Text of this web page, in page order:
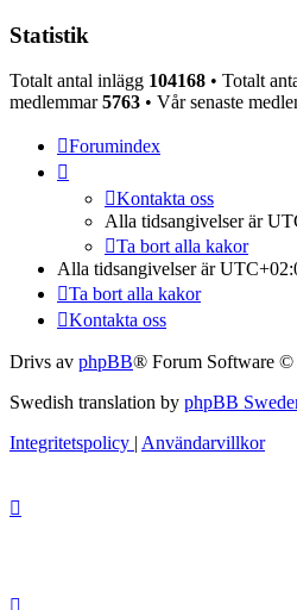
Statistik
Totalt antal inlägg 104168 • Totalt
medlemmar5763 • Vår senaste
Forumindex
Kontakta oss
Alla tidsangivelser är
Ta bort alla kakor
Alla tidsangivelser är
Ta bort alla kakor
Kontakta oss
Drivs av phpBB® Forum Software
Swedish translation by phpBB
Integritetspolicy | Användarvillkor